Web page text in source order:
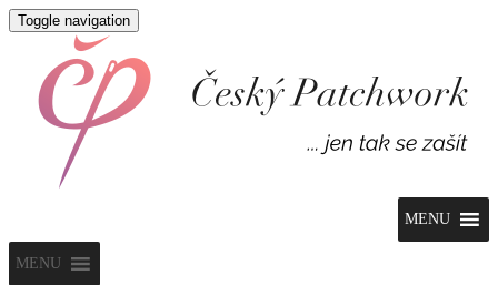
Toggle navigation
MENU
MENU